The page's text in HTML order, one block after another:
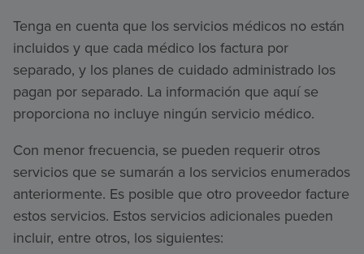
Tenga en cuenta que los servicios médicos no están
incluidos y que cada médico los factura por
separado, y los planes de cuidado administrado los
pagan por separado. La información que aquí se
proporciona no incluye ningún servicio médico.
Con menor frecuencia, se pueden requerir otros
servicios que se sumarán a los servicios enumerados
anteriormente. Es posible que otro proveedor facture
estos servicios. Estos servicios adicionales pueden
incluir, entre otros, los siguientes: